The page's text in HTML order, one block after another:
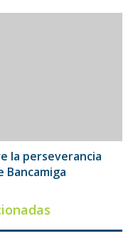
la perseverancia
Bancamiga